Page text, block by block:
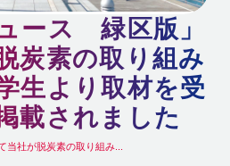
両立
供給
点
地区の地域冷暖房
ーを閉じる
ース 緑区版」
炭素の取り組み
生より取材を受
載されました
社が脱炭素の取り組み...